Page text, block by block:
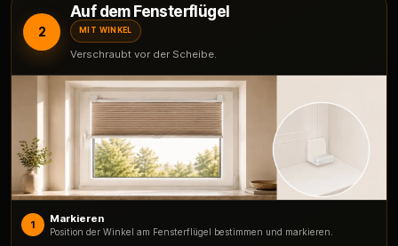
2
Auf dem Fensterflügel
MIT WINKEL
Verschraubt vor der Scheibe.
1 Markieren
Position der Winkel am Fensterflügel bestimmen und markieren.